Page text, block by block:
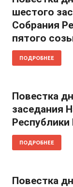
шестого
Собрания
пятого
ПОДРОБНЕЕ
Повестка
заседания
ПОДРОБНЕЕ
Повестка